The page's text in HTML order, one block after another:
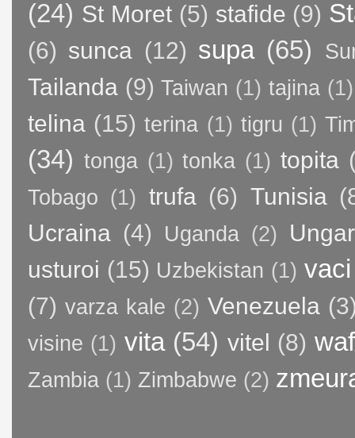
(24) St Moret (5) stafide (9)
(6) sunca (12) supa (65)
Tailanda (9) Taiwan (1) tajina (1)
telina (15) terina (1) tigru (1)
(34) tonga (1) tonka (1) topita
Tobago (1) trufa (6) Tunisia
Ucraina (4) Uganda (2)
usturoi (15) Uzbekistan (1) vaci
(7) varza kale (2) Venezuela
visine (1) vita (54) vitel (8)
Zambia (1) Zimbabwe (2)